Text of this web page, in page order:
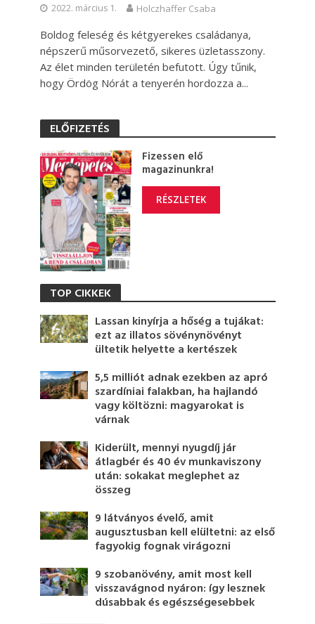
2022. március 1. Holczhaffer Csaba
Boldog feleség és kétgyerekes családanya,
népszerű műsorvezető, sikeres üzletasszony.
Az élet minden területén befutott. Úgy tűnik,
hogy Ördög Nórát a tenyerén hordozza a...
ELŐFIZETÉS
Fizessen elő
magazinunkra!
RÉSZLETEK
TOP CIKKEK
Lassan kinyírja a hőség a tujákat:
ezt az illatos sövénynövényt
ültetik helyette a kertészek
5,5 milliót adnak ezekben az apró
szardíniai falakban, ha hajlandó
vagy költözni: magyarokat is
várnak
Kiderült, mennyi nyugdíj jár
átlagbér és 40 év munkaviszony
után: sokakat meglephet az
összeg
9 látványos évelő, amit
augusztusban kell elültetni: az első
fagyokig fognak virágozni
9 szobanövény, amit most kell
visszavágnod nyáron: így lesznek
dúsabbak és egészségesebbek